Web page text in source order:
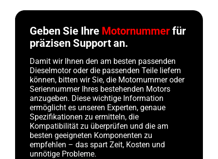
Geben Sie Ihre Motornummer für
präzisen Support an.
Damit wir Ihnen den am besten passenden
Dieselmotor oder die passenden Teile liefern
können, bitten wir Sie, die Motornummer oder
Seriennummer Ihres bestehenden Motors
anzugeben. Diese wichtige Information
ermöglicht es unseren Experten, genaue
Spezifikationen zu ermitteln, die
Kompatibilität zu überprüfen und die am
besten geeigneten Komponenten zu
empfehlen – das spart Zeit, Kosten und
unnötige Probleme.